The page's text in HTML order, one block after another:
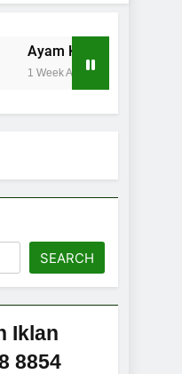
Tangerang dan
SEARCH
Iklan
8854